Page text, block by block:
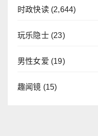
时政快读(2,644)
玩乐隐士(23)
男性女爱 (19)
趣闻镜 (15)